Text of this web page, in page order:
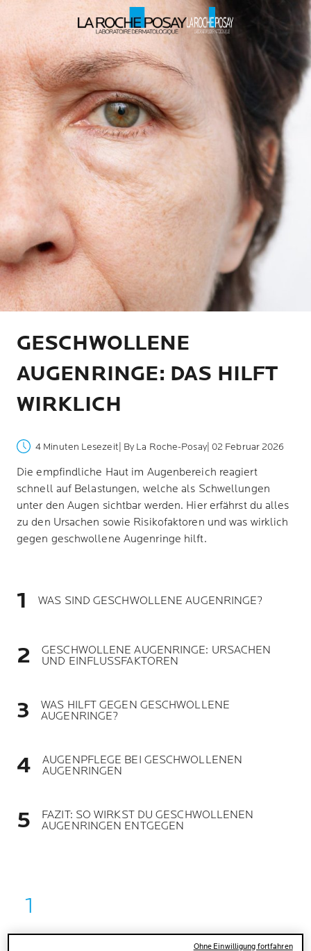
GESCHWOLLENE
AUGENRINGE: DAS HILFT
WIRKLICH
4 Minuten Lesezeit | By La Roche-Posay| 02 Februar 2026
Die empfindliche Haut im Augenbereich reagiert
schnell auf Belastungen, welche als Schwellungen
unter den Augen sichtbar werden. Hier erfährst du alles
zu den Ursachen sowie Risikofaktoren und was wirklich
gegen geschwollene Augenringe hilft.
WAS SIND GESCHWOLLENE AUGENRINGE?
GESCHWOLLENE AUGENRINGE: URSACHEN
UND EINFLUSSFAKTOREN
WAS HILFT GEGEN GESCHWOLLENE
AUGENRINGE?
AUGENPFLEGE BEI GESCHWOLLENEN
AUGENRINGEN
FAZIT: SO WIRKST DU GESCHWOLLENEN
AUGENRINGEN ENTGEGEN
WAS SIND GESCHWOLLENE
Ohne Einwilligung fortfahren